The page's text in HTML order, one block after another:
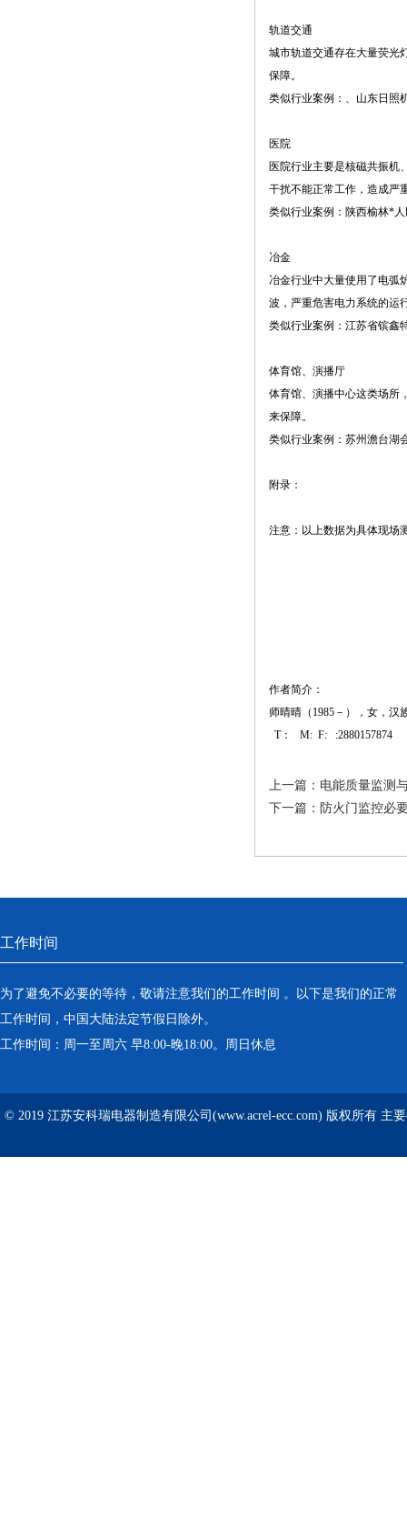
轨道交通
城市轨道交通存在大量荧光
保障。
类似行业案例：、山东日照
医院
医院行业主要是核磁共振机
干扰不能正常工作，造成严
类似行业案例：陕西榆林*
冶金
冶金行业中大量使用了电弧
波，严重危害电力系统的运
类似行业案例：江苏省镔鑫
体育馆、演播厅
体育馆、演播中心这类场所
来保障。
类似行业案例：苏州澹台湖
附录：
注意：以上数据为具体现场
作者简介：
师晴晴（1985－），女，汉
T： M: F: :2880157874
上一篇： 电能质量监测
下一篇： 防火门监控必
工作时间
为了避免不必要的等待，敬请注意我们的工作时间 。以下是我们的正常
工作时间，中国大陆法定节假日除外。
工作时间：周一至周六 早8:00-晚18:00。周日休息
© 2019 江苏安科瑞电器制造有限公司(www.acrel-ecc.com) 版权所有 主